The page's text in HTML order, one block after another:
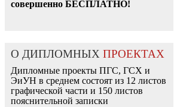
совершенно БЕСПЛАТНО!
О ДИПЛОМНЫХ ПРОЕКТАХ
Дипломные проекты ПГС, ГСХ и
ЭиУН в среднем состоят из 12 листов
графической части и 150 листов
пояснительной записки